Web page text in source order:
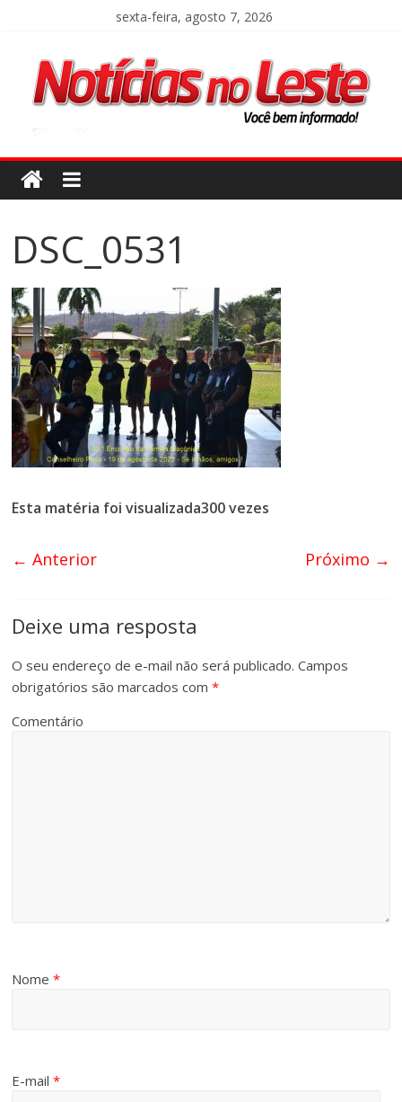
sexta-feira, agosto 7, 2026
DSC_0531
Esta matéria foi visualizada300 vezes
← Anterior Próximo →
Deixe uma resposta
O seu endereço de e-mail não será publicado. Campos
obrigatórios são marcados com*
Comentário
Nome*
E-mail*